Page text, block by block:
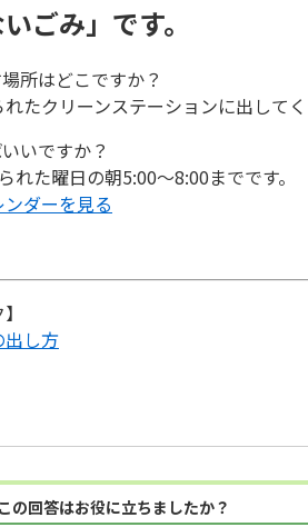
いごみ」です。
所はどこですか？
たクリーンステーションに出して
いですか？
れた曜日の朝5:00～8:00までです。
ダーを見る
出し方
この回答はお役に立ちましたか？